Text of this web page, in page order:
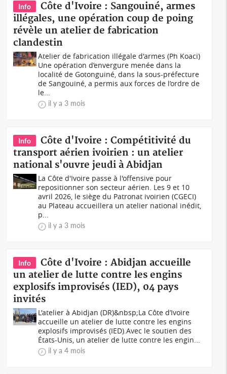
Info
Côte d'Ivoire : Sangouiné, armes
illégales, une opération coup de poing
révèle un atelier de fabrication
clandestin
Atelier de fabrication illégale d'armes (Ph Koaci)
Une opération d’envergure menée dans la
localité de Gotonguiné, dans la sous-préfecture
de Sangouiné, a permis aux forces de l’ordre de
le...
il y a 3 mois
Info
Côte d'Ivoire : Compétitivité du
transport aérien ivoirien : un atelier
national s'ouvre jeudi à Abidjan
La Côte d'Ivoire passe à l'offensive pour
repositionner son secteur aérien. Les 9 et 10
avril 2026, le siège du Patronat ivoirien (CGECI)
au Plateau accueillera un atelier national inédit,
p...
il y a 3 mois
Info
Côte d'Ivoire : Abidjan accueille
un atelier de lutte contre les engins
explosifs improvisés (IED), 04 pays
invités
L'atelier à Abidjan (DR)&nbsp;La Côte d’Ivoire
accueille un atelier de lutte contre les engins
explosifs improvisés (IED).Avec le soutien des
États-Unis, un atelier de lutte contre les engin...
il y a 4 mois